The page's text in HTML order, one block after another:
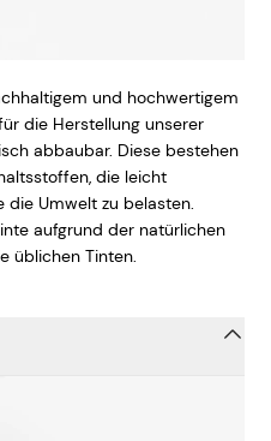
und hochwertigem
die Herstellung unserer
abbaubar. Diese bestehen
die leicht
die Umwelt zu belasten.
aufgrund der natürlichen
üblichen Tinten.